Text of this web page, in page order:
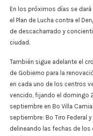
En los próximos días se
el Plan de Lucha contra el
de descacharrado y
ciudad.
También sigue adelante el
de Gobierno para la
en cada uno de los centros
vencido, fijando el domingo
septiembre en Bº Villa
septiembre: Bº Tiro Federal
delineando las fechas de